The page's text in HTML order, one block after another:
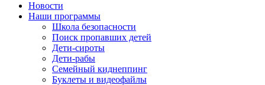
Новости
Наши программы
Школа безопасности
Поиск пропавших детей
Дети-сироты
Дети-рабы
Семейный киднеппинг
Буклеты и видеофайлы